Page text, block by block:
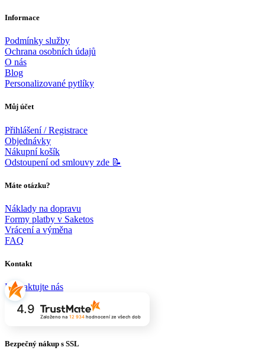
Informace
Podmínky služby
Ochrana osobních údajů
O nás
Blog
Personalizované pytlíky
Můj účet
Přihlášení / Registrace
Objednávky
Nákupní košík
Odstoupení od smlouvy zde 📝
Máte otázku?
Náklady na dopravu
Formy platby v Saketos
Vrácení a výměna
FAQ
Kontakt
Kontaktujte nás
4.9
Založeno na 12 934hodnocení ze všech dob
Bezpečný nákup s SSL